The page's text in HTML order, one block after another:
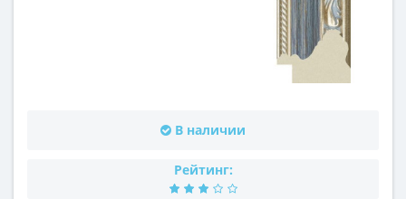
В наличии
Рейтинг: